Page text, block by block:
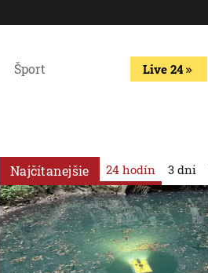
Šport Live 24
Najčítanejšie 24 hodín 3 dni